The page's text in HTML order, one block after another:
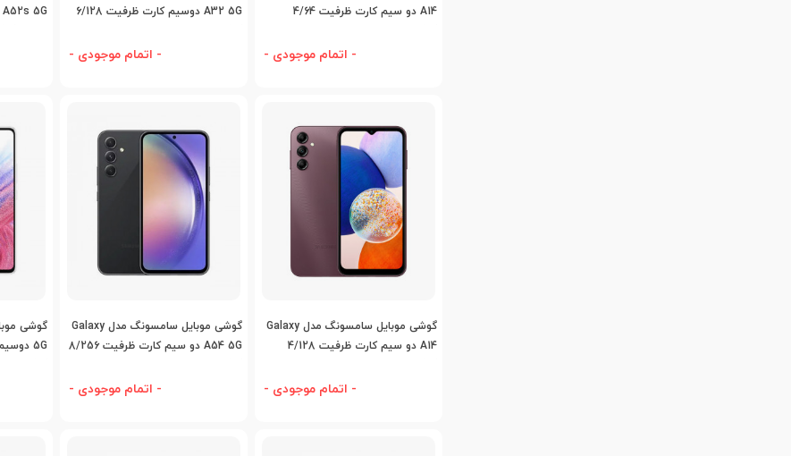
A14 دو سیم کارت ظرفیت 4/64
- اتمام موجودی -
A32 5G دوسیم کارت ظرفیت 6/128
- اتمام موجودی -
اضافه به مقایسه گوشی موبایل سامسونگ مدل Galaxy
A14 دو سیم کارت ظرفیت 4/128
- اتمام موجودی -
اضافه به مقایسه گوشی موبایل سامسونگ مدل Galaxy
A54 5G دو سیم کارت ظرفیت 8/256
- اتمام موجودی -